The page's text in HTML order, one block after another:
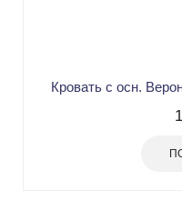
Кровать с осн.